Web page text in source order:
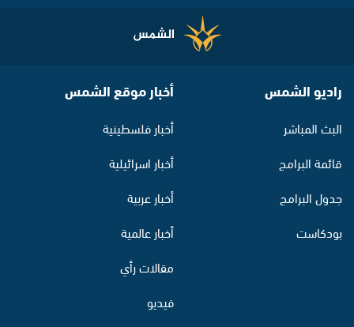
راديو الشمس
البث المباشر
قائمة البرامج
جدول البرامج
بودكاست
أخبار موقع الشمس
أخبار فلسطينية
أخبار اسرائيلية
أخبار عربية
أخبار عالمية
مقالات رأي
فيديو